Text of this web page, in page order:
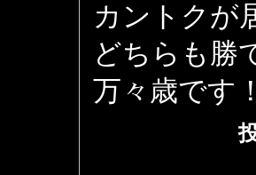
カントクが
どちらも勝
万々歳です！